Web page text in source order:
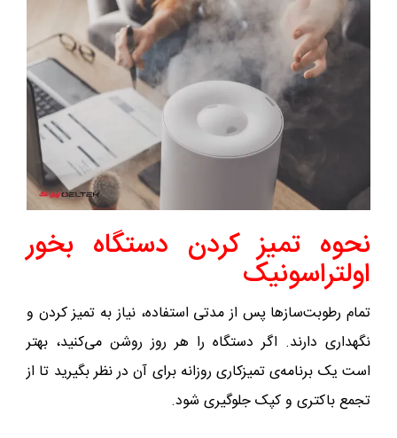
نحوه تمیز کردن دستگاه بخور
اولتراسونیک
تمام رطوبت‌سازها پس از مدتی استفاده، نیاز به تمیز کردن و
نگهداری دارند. اگر دستگاه را هر روز روشن می‌کنید، بهتر
است یک برنامه‌ی تمیزکاری روزانه برای آن در نظر بگیرید تا از
تجمع باکتری و کپک جلوگیری شود.